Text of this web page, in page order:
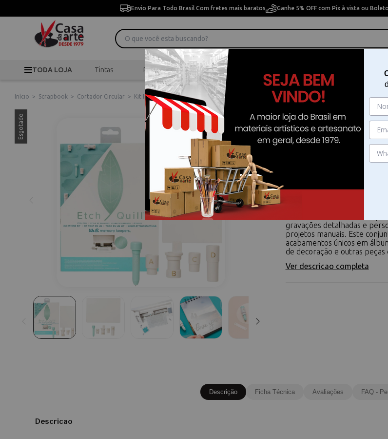
Envio Para Todo Brasil Com fretes mais baratos Ganhe 5% OFF com Pix à vista ou Boleto
TODA LOJA Tintas Pincéis Desenho
Início > Scrapbook > Cortador Circular > Kit Inicial Etch Quill - Starter Kit Etch Quill We R Memory Keepers 661090
Esgotado
Kit Inicial Etch Quill -
We R Memory Keepers
Crie detalhes precisos com
gravações detalhadas e
projetos manuais. Este
acabamentos únicos em
de decoração e outras
Ver descricao completa
Descrição Ficha Técnica Avaliações FAQ -
Descricao